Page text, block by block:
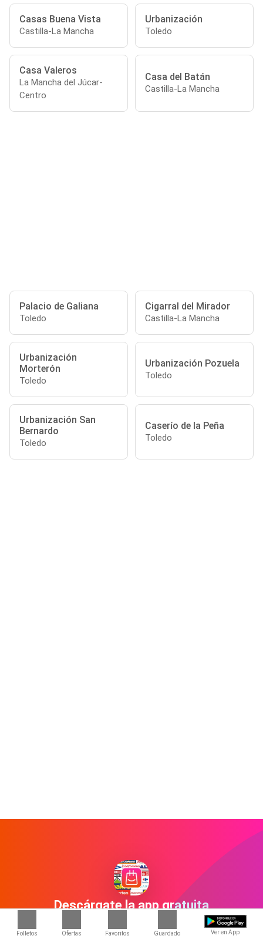
Folletos Ofertas Favoritos Guardado Ver en App
Casas Buena Vista
Castilla-La Mancha
Urbanización
Toledo
Casa Valeros
La Mancha del Júcar-
Centro
Casa del Batán
Castilla-La Mancha
Palacio de Galiana
Toledo
Cigarral del Mirador
Castilla-La Mancha
Urbanización
Morterón
Toledo
Urbanización Pozuela
Toledo
Urbanización San
Bernardo
Toledo
Caserío de la Peña
Toledo
Descárgate la app gratuita
con más de 1650 tiendas